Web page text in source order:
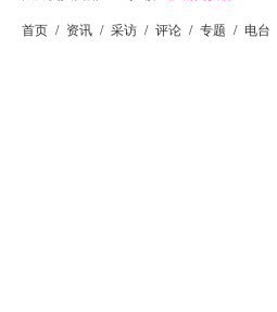
首页 / 资讯 / 采访 / 评论 / 专题 / 电台